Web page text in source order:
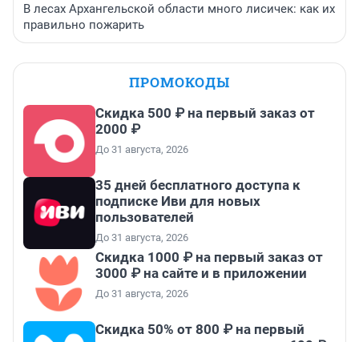
В лесах Архангельской области много лисичек: как их
правильно пожарить
ПРОМОКОДЫ
Скидка 500 ₽ на первый заказ от
2000 ₽
До 31 августа, 2026
35 дней бесплатного доступа к
подписке Иви для новых
пользователей
До 31 августа, 2026
Скидка 1000 ₽ на первый заказ от
3000 ₽ на сайте и в приложении
До 31 августа, 2026
Скидка 50% от 800 ₽ на первый